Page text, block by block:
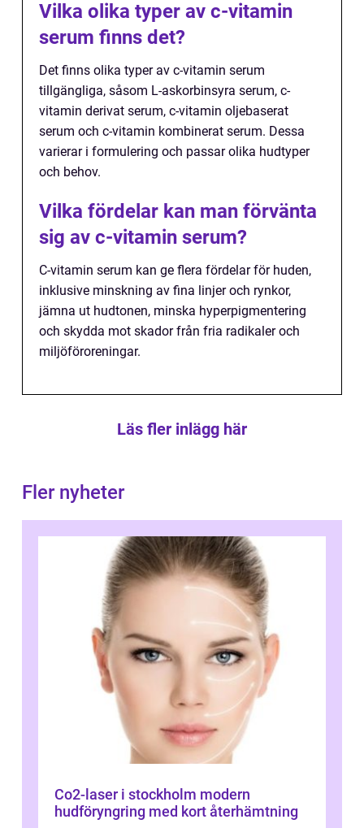
Vilka olika typer av c-vitamin
serum finns det?
Det finns olika typer av c-vitamin serum
tillgängliga, såsom L-askorbinsyra serum, c-
vitamin derivat serum, c-vitamin oljebaserat
serum och c-vitamin kombinerat serum. Dessa
varierar i formulering och passar olika hudtyper
och behov.
Vilka fördelar kan man förvänta
sig av c-vitamin serum?
C-vitamin serum kan ge flera fördelar för huden,
inklusive minskning av fina linjer och rynkor,
jämna ut hudtonen, minska hyperpigmentering
och skydda mot skador från fria radikaler och
miljöföroreningar.
Läs fler inlägg här
Fler nyheter
Co2-laser i stockholm modern
hudföryngring med kort återhämtning